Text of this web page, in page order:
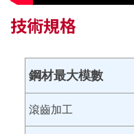
技術規格
鋼材最大模數
滾齒加工